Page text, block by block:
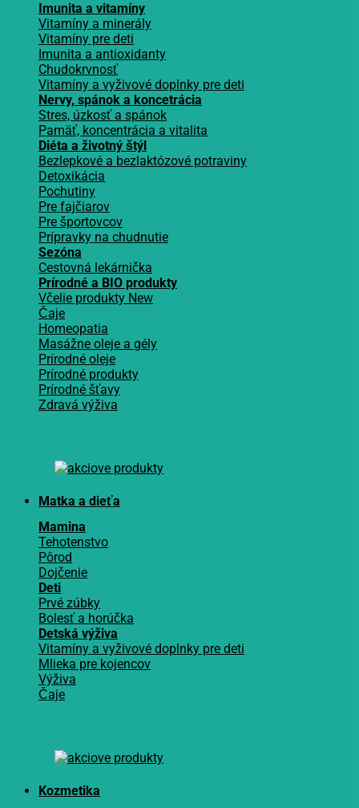
Imunita a vitamíny
Vitamíny a minerály
Vitamíny pre deti
Imunita a antioxidanty
Chudokrvnosť
Vitamíny a vyživové doplnky pre deti
Nervy, spánok a koncetrácia
Stres, úzkosť a spánok
Pamäť, koncentrácia a vitalita
Diéta a životný štýl
Bezlepkové a bezlaktózové potraviny
Detoxikácia
Pochutiny
Pre fajčiarov
Pre športovcov
Prípravky na chudnutie
Sezóna
Cestovná lekárnička
Prírodné a BIO produkty
Včelie produkty
Čaje
Homeopatia
Masážne oleje a gély
Prírodné oleje
Prírodné produkty
Prírodné šťavy
Zdravá výživa
Matka a dieťa
Mamina
Tehotenstvo
Pôrod
Dojčenie
Deti
Prvé zúbky
Bolesť a horúčka
Detská výživa
Vitamíny a vyživové doplnky pre deti
Mlieka pre kojencov
Výživa
Čaje
Kozmetika